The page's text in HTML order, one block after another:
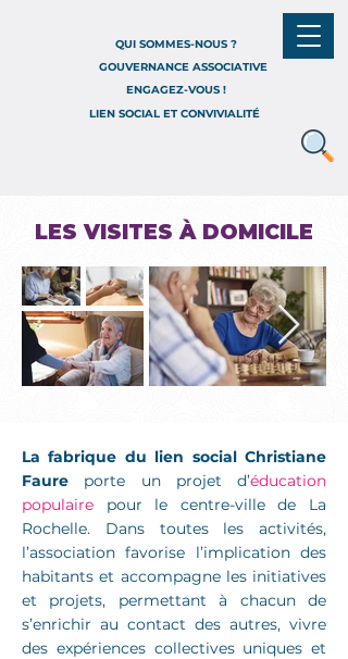
QUI SOMMES-NOUS ?
GOUVERNANCE ASSOCIATIVE
ENGAGEZ-VOUS !
LIEN SOCIAL ET CONVIVIALITÉ
LES VISITES À DOMICILE
La fabrique du lien social Christiane
Faure
porte un projet d’éducation
populaire
pour le centre-ville de La
Rochelle. Dans toutes les activités,
l’association favorise l’implication des
habitants et accompagne les initiatives
et projets, permettant à chacun de
s’enrichir au contact des autres, vivre
des expériences collectives uniques et